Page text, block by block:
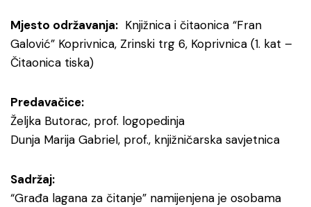
Mjesto održavanja: Knjižnica i čitaonica “Fran
Galović” Koprivnica, Zrinski trg 6, Koprivnica (1. kat –
Čitaonica tiska)
Predavačice:
Željka Butorac, prof. logopedinja
Dunja Marija Gabriel, prof., knjižničarska savjetnica
Sadržaj:
“Građa lagana za čitanje” namijenjena je osobama